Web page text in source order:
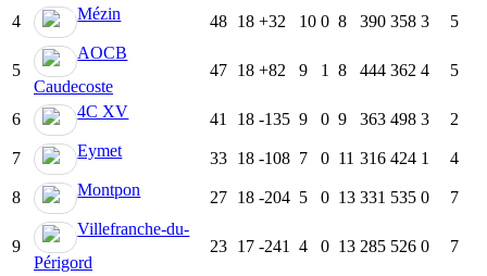
4 Mézin 48 18 +32 10 0 8 390 358 3 5
5
AOCB
Caudecoste
47 18 +82 9 1 8 444 362 4 5
6 4C XV 41 18 -135 9 0 9 363 498 3 2
7 Eymet 33 18 -108 7 0 11 316 424 1 4
8 Montpon 27 18 -204 5 0 13 331 535 0 7
9
Villefranche-du-
Périgord
23 17 -241 4 0 13 285 526 0 7